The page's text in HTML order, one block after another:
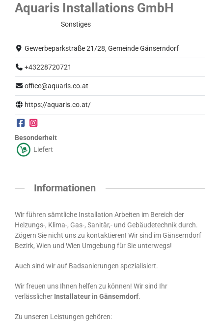
Aquaris Installations GmbH
Sonstiges
Gewerbeparkstraße 21/28, Gemeinde Gänserndorf
+43228720721
office@aquaris.co.at
https://aquaris.co.at/
Besonderheit
Liefert
Informationen
Wir führen sämtliche Installation Arbeiten im Bereich der
Heizungs-, Klima-, Gas-, Sanitär,- und Gebäudetechnik durch.
Zögern Sie nicht uns zu kontaktieren! Wir sind im Gänserndorf
Bezirk, Wien und Wien Umgebung für Sie unterwegs!
Auch sind wir auf Badsanierungen spezialisiert.
Wir freuen uns Ihnen helfen zu können! Wir sind Ihr
verlässlicher Installateur in Gänserndorf.
Zu unseren Leistungen gehören: